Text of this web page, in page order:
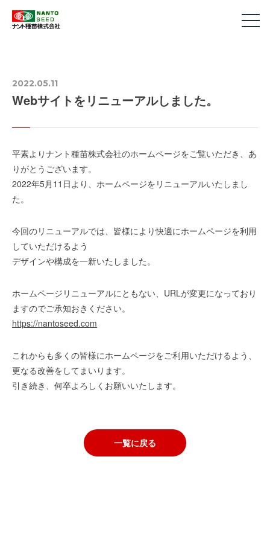
2022.05.11
Webサイトをリニューアルしました。
平素よりナント種苗株式会社のホームページをご覧いただき、あ
りがとうございます。
2022年5月11日より、ホームページをリニューアルいたしまし
た。
今回のリニューアルでは、皆様により快適にホームページを利用
していただけるよう
デザインや構成を一新いたしました。
ホームページリニューアルにともない、URLが変更になっており
ますのでご承知おきください。
https://nantoseed.com
これからも多くの皆様にホームページをご利用いただけるよう、
更なる改善をしてまいります。
引き続き、何卒よろしくお願いいたします。
一覧に戻る